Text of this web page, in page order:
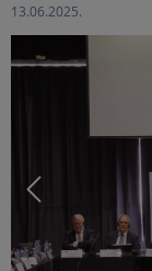
13.06.2025.